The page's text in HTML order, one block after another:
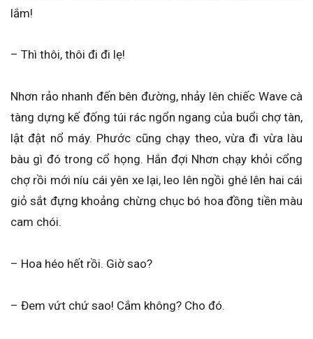
lắm!
– Thì thôi, thôi đi đi lẹ!
Nhơn rảo nhanh đến bên đường, nhảy lên chiếc Wave cà
tàng dựng kế đống túi rác ngổn ngang của buổi chợ tàn,
lật đật nổ máy. Phước cũng chạy theo, vừa đi vừa làu
bàu gì đó trong cổ họng. Hắn đợi Nhơn chạy khỏi cổng
chợ rồi mới níu cái yên xe lại, leo lên ngồi ghé lên hai cái
giỏ sắt đựng khoảng chừng chục bó hoa đồng tiền màu
cam chói.
– Hoa héo hết rồi. Giờ sao?
– Đem vứt chứ sao! Cắm không? Cho đó.